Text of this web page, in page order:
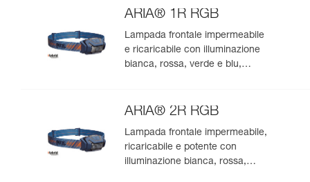
ARIA® 1R RGB
Lampada frontale impermeabile
e ricaricabile con illuminazione
bianca, rossa, verde e blu,
ARIA® 2R RGB
Lampada frontale impermeabile,
ricaricabile e potente con
illuminazione bianca, rossa,